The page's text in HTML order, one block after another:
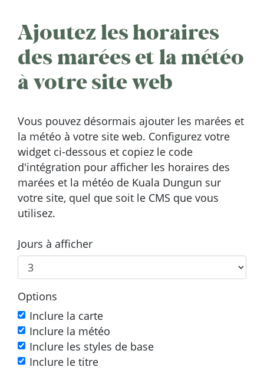
Ajoutez les horaires
des marées et la météo
à votre site web
Vous pouvez désormais ajouter les marées et
la météo à votre site web. Configurez votre
widget ci-dessous et copiez le code
d'intégration pour afficher les horaires des
marées et la météo de Kuala Dungun sur
votre site, quel que soit le CMS que vous
utilisez.
Jours à afficher
Options
Inclure la carte
Inclure la météo
Inclure les styles de base
Inclure le titre